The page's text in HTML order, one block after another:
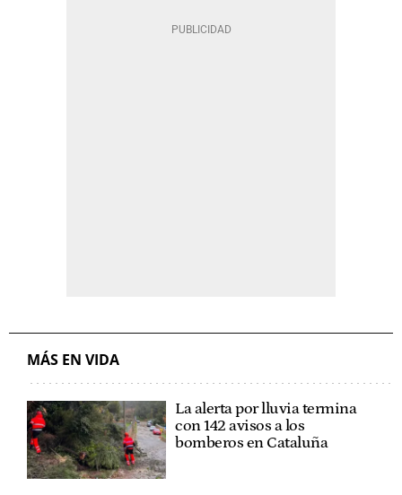
MÁS EN VIDA
La alerta por lluvia termina
con 142 avisos a los
bomberos en Cataluña